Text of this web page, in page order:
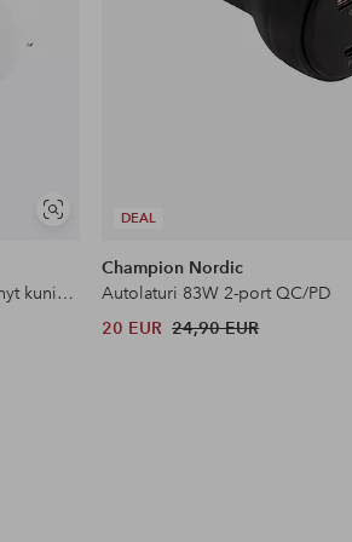
Näytä
Matka-adapteri Eurooppa Yhdistynyt kuningaskunta ja muut Maadoitettu
DEAL
Champion Nordic
Autolaturi 83W 2-port QC/PD
20 EUR 24,90 EUR